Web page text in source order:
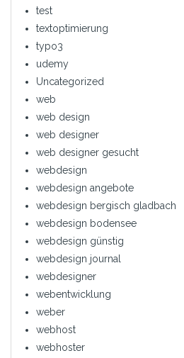
test
textoptimierung
typo3
udemy
Uncategorized
web
web design
web designer
web designer gesucht
webdesign
webdesign angebote
webdesign bergisch gladbach
webdesign bodensee
webdesign günstig
webdesign journal
webdesigner
webentwicklung
weber
webhost
webhoster